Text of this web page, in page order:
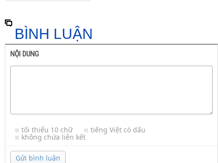
BÌNH LUẬN
NỘI DUNG
tối thiểu 10 chữ tiếng Việt có dấu
không chứa liên kết
Gửi bình luận